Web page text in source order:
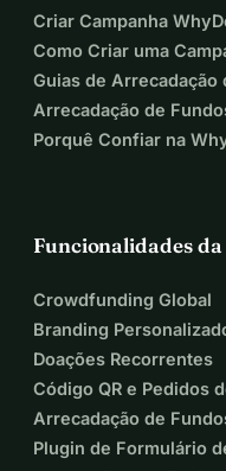
Criar Campanha
Como Criar uma
Guias de Arrecadação
Arrecadação de
Porquê Confiar na
Funcionalidades
Crowdfunding Global
Branding
Doações Recorrentes
Código QR e Pedidos
Arrecadação de
Plugin de Formulário